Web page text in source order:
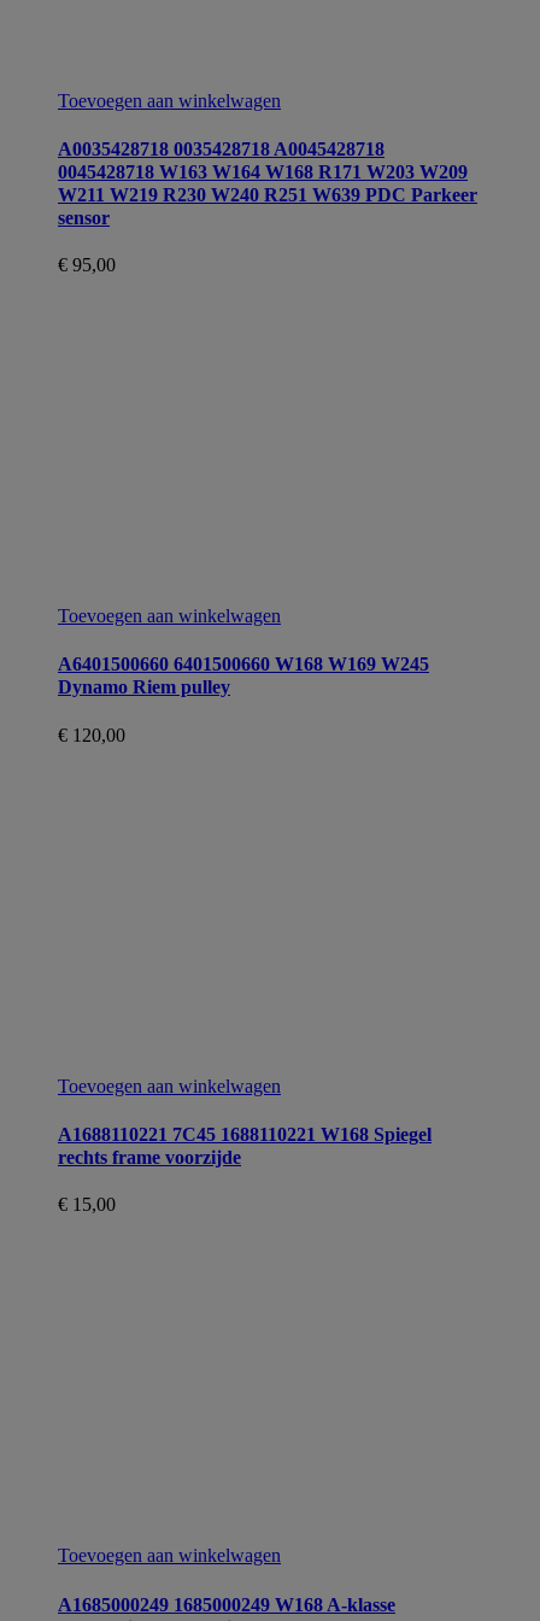
Toevoegen aan winkelwagen
A0035428718 0035428718 A0045428718
0045428718 W163 W164 W168 R171 W203 W209
W211 W219 R230 W240 R251 W639 PDC Parkeer
sensor
€ 95,00
Toevoegen aan winkelwagen
A6401500660 6401500660 W168 W169 W245
Dynamo Riem pulley
€ 120,00
Toevoegen aan winkelwagen
A1688110221 7C45 1688110221 W168 Spiegel
rechts frame voorzijde
€ 15,00
Toevoegen aan winkelwagen
A1685000249 1685000249 W168 A-klasse